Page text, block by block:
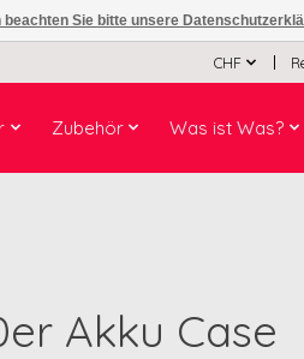
CHF
Zubehör Was ist Was?
Akku Case
Sie bitte unsere